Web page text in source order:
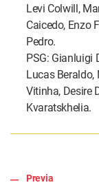
Levi Colwill,
Caicedo, Enzo
Pedro.
PSG: Gianluigi
Lucas Beraldo,
Vitinha, Desire
Kvaratskhelia.
Previa